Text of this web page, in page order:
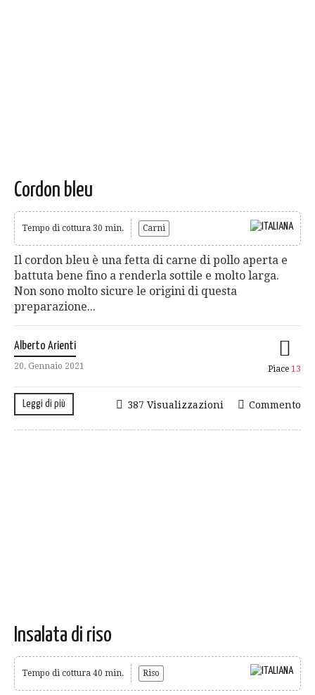
Cordon bleu
Tempo di cottura 30 min. Carni
Il cordon bleu è una fetta di carne di pollo aperta e
battuta bene fino a renderla sottile e molto larga.
Non sono molto sicure le origini di questa
preparazione...
Alberto Arienti
20. Gennaio 2021 Piace 13
Leggi di più Commento
387 Visualizzazioni
Insalata di riso
Tempo di cottura 40 min. Riso